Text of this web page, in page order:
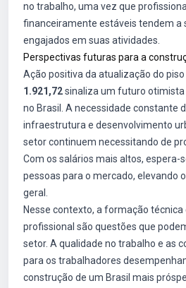
no trabalho, uma vez que
financeiramente estáveis tendem a
engajados em suas atividades.
Perspectivas futuras para a
Ação positiva da atualização do
1.921,72sinaliza um futuro otimista
no Brasil. A necessidade constante
infraestrutura e desenvolvimento
setor continuem necessitando de
Com os salários mais altos,
pessoas para o mercado, elevando
geral.
Nesse contexto, a formação técnica
profissional são questões que
setor. A qualidade no trabalho e as
para os trabalhadores
construção de um Brasil mais